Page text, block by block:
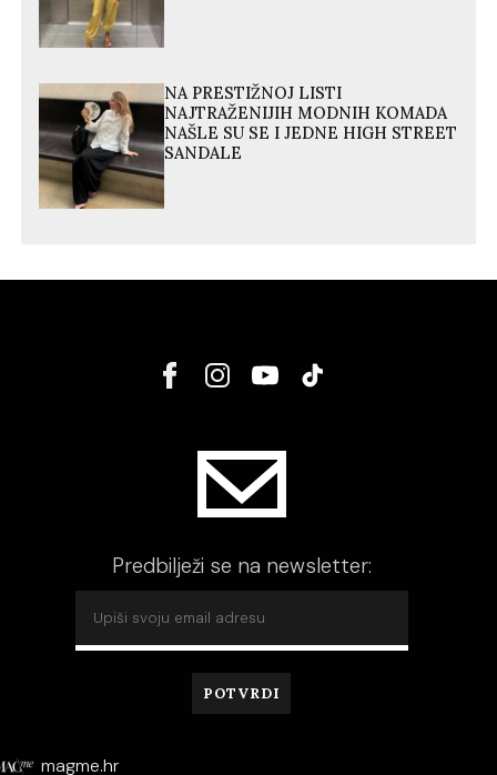
NA PRESTIŽNOJ LISTI
NAJTRAŽENIJIH MODNIH KOMADA
NAŠLE SU SE I JEDNE HIGH STREET
SANDALE
Predbilježi se na newsletter:
magme.hr